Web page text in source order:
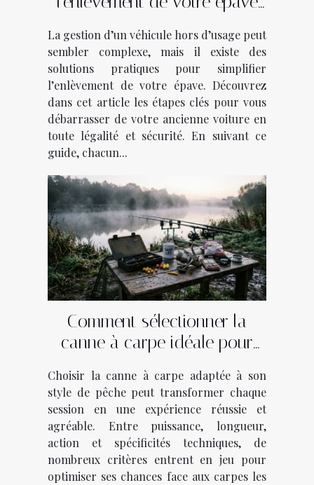
La gestion d’un véhicule hors d’usage peut
sembler complexe, mais il existe des
solutions pratiques pour simplifier
l’enlèvement de votre épave. Découvrez
dans cet article les étapes clés pour vous
débarrasser de votre ancienne voiture en
toute légalité et sécurité. En suivant ce
guide, chacun...
Comment sélectionner la
canne à carpe idéale pour
Choisir la canne à carpe adaptée à son
style de pêche peut transformer chaque
session en une expérience réussie et
agréable. Entre puissance, longueur,
action et spécificités techniques, de
nombreux critères entrent en jeu pour
optimiser ses chances face aux carpes les